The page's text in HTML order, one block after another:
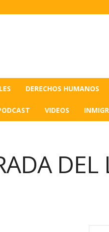
DERECHOS HUMANOS
VIDEOS